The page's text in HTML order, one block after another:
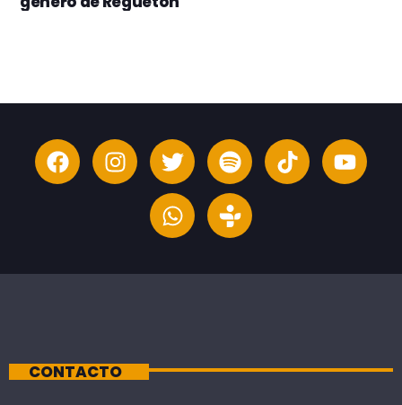
CONTACTO